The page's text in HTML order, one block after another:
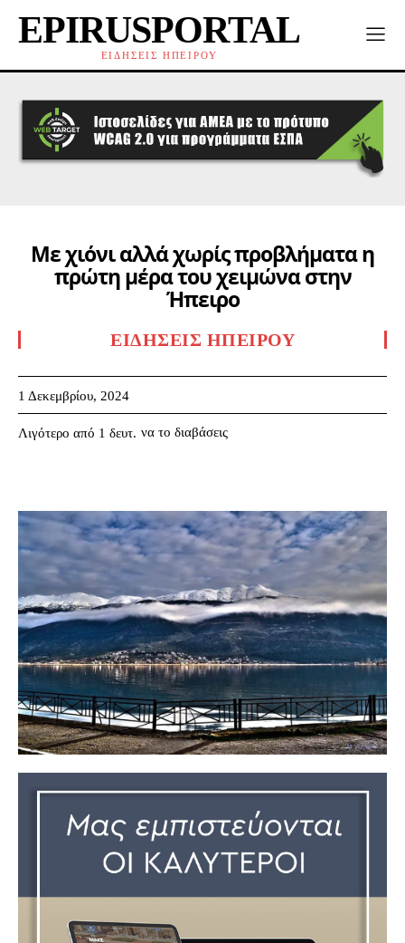
EPIRUSPORTAL
ΕΙΔΗΣΕΙΣ ΗΠΕΙΡΟΥ
Με χιόνι αλλά χωρίς προβλήματα η
πρώτη μέρα του χειμώνα στην
Ήπειρο
ΕΙΔΉΣΕΙΣ ΗΠΕΊΡΟΥ
1 Δεκεμβρίου, 2024
Λιγότερο από 1 δευτ. να το διαβάσεις